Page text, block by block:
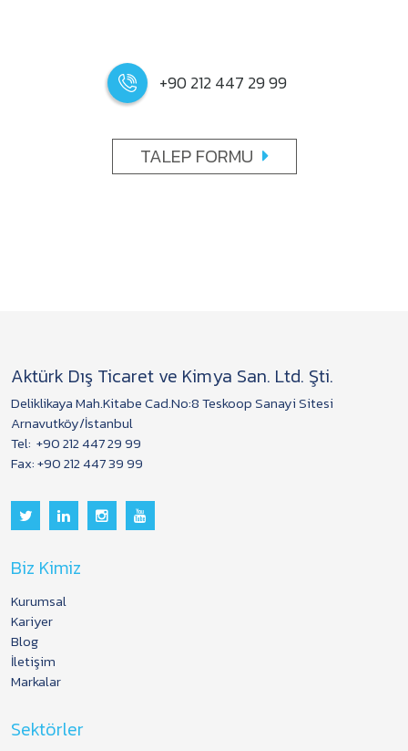
+90 212 447 29 99
TALEP FORMU
Aktürk Dış Ticaret ve Kimya San. Ltd. Şti.
Deliklikaya Mah.Kitabe Cad.No:8 Teskoop Sanayi Sitesi
Arnavutköy/İstanbul
Tel: +90 212 447 29 99
Fax: +90 212 447 39 99
Biz Kimiz
Kurumsal
Kariyer
Blog
İletişim
Markalar
Sektörler